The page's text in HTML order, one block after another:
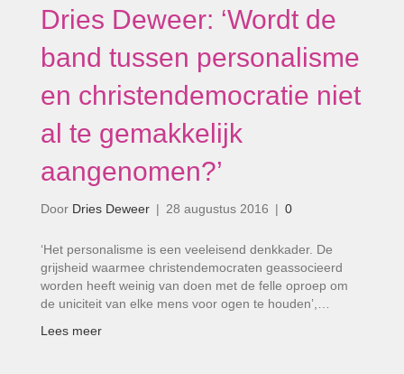
Dries Deweer: ‘Wordt de
band tussen personalisme
en christendemocratie niet
al te gemakkelijk
aangenomen?’
Door Dries Deweer | 28 augustus 2016 | 0
‘Het personalisme is een veeleisend denkkader. De
grijsheid waarmee christendemocraten geassocieerd
worden heeft weinig van doen met de felle oproep om
de uniciteit van elke mens voor ogen te houden’,…
Lees meer